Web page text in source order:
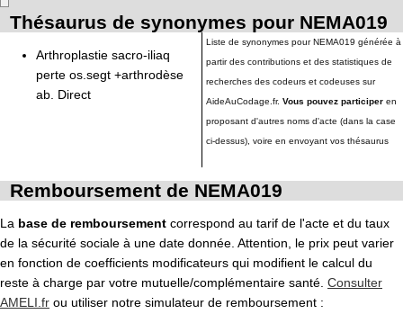
Thésaurus de synonymes pour NEMA019
Arthroplastie sacro-iliaq
perte os.segt +arthrodèse
ab. Direct
Liste de synonymes pour NEMA019 générée à
partir des contributions et des statistiques de
recherches des codeurs et codeuses sur
AideAuCodage.fr. Vous pouvez participer en
proposant d'autres noms d'acte (dans la case
ci-dessus), voire en envoyant vos thésaurus
Remboursement de NEMA019
La base de remboursement correspond au tarif de l'acte et du taux
de la sécurité sociale à une date donnée. Attention, le prix peut varier
en fonction de coefficients modificateurs qui modifient le calcul du
reste à charge par votre mutuelle/complémentaire santé. Consulter
AMELI.fr ou utiliser notre simulateur de remboursement :